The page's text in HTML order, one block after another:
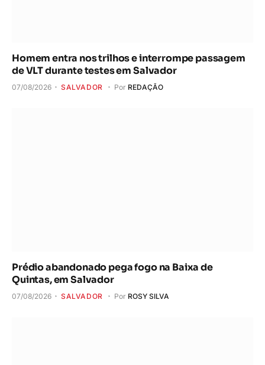
Homem entra nos trilhos e interrompe passagem
de VLT durante testes em Salvador
07/08/2026 SALVADOR Por REDAÇÃO
Prédio abandonado pega fogo na Baixa de
Quintas, em Salvador
07/08/2026 SALVADOR Por ROSY SILVA